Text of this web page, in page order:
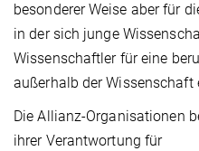
besonderer Weise aber für
in der sich junge
Wissenschaftler für eine
außerhalb der Wissenschaft
Die Allianz-Organisationen
ihrer Verantwortung für